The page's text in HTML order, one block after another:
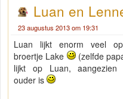
Luan en
23 augustus 2013 om 19:31
Luan lijkt enorm veel
broertje Lake
(zelfde
lijkt op Luan, aangezien
ouder is